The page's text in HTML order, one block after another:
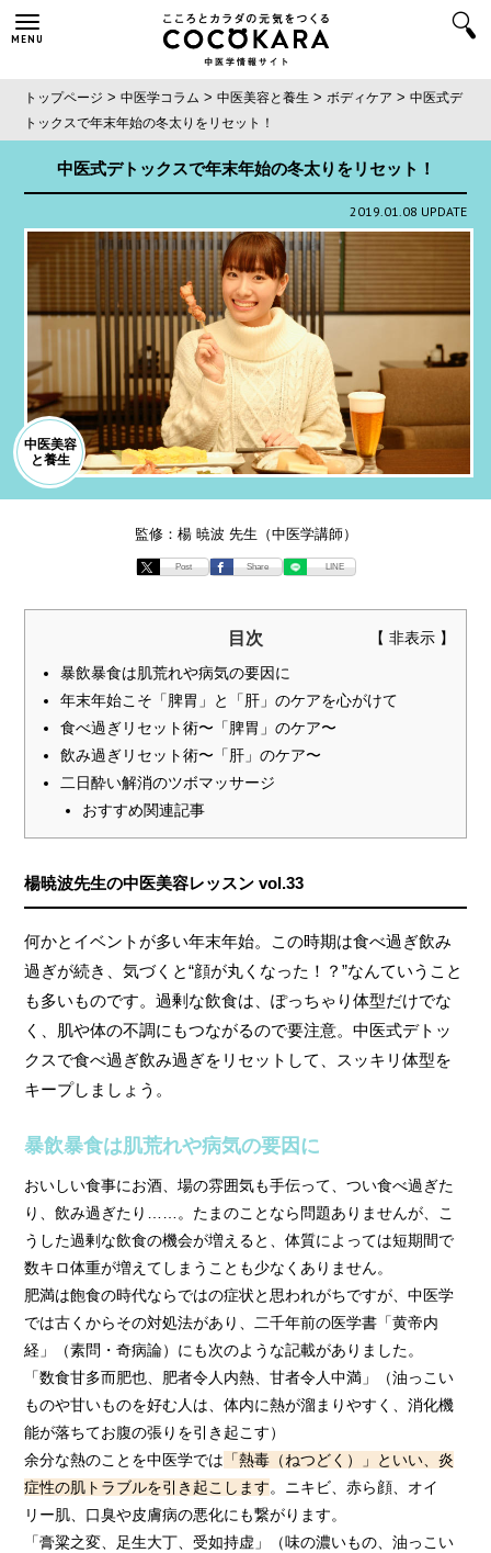
MENU
トップページ >中医学コラム >中医美容と養生 > ボディケア >中医式デ
トックスで年末年始の冬太りをリセット！
中医美容
と養生
中医式デトックスで年末年始の冬太りをリセット！
2019.01.08 UPDATE
監修：楊 暁波 先生（中医学講師）
Post Share LINE
目次
暴飲暴食は肌荒れや病気の要因に
年末年始こそ「脾胃」と「肝」のケアを心がけて
食べ過ぎリセット術〜「脾胃」のケア〜
飲み過ぎリセット術〜「肝」のケア〜
二日酔い解消のツボマッサージ
おすすめ関連記事
楊暁波先生の中医美容レッスン vol.33
何かとイベントが多い年末年始。この時期は食べ過ぎ飲み
過ぎが続き、気づくと“顔が丸くなった！？”なんていうこと
も多いものです。過剰な飲食は、ぽっちゃり体型だけでな
く、肌や体の不調にもつながるので要注意。中医式デトッ
クスで食べ過ぎ飲み過ぎをリセットして、スッキリ体型を
キープしましょう。
暴飲暴食は肌荒れや病気の要因に
おいしい食事にお酒、場の雰囲気も手伝って、つい食べ過ぎた
り、飲み過ぎたり……。たまのことなら問題ありませんが、こ
うした過剰な飲食の機会が増えると、体質によっては短期間で
数キロ体重が増えてしまうことも少なくありません。
肥満は飽食の時代ならではの症状と思われがちですが、中医学
では古くからその対処法があり、二千年前の医学書「黄帝内
経」（素問・奇病論）にも次のような記載がありました。
「数食甘多而肥也、肥者令人内熱、甘者令人中満」（油っこい
ものや甘いものを好む人は、体内に熱が溜まりやすく、消化機
能が落ちてお腹の張りを引き起こす）
余分な熱のことを中医学では 「熱毒（ねつどく）」といい、炎
症性の肌トラブルを引き起こします。ニキビ、赤ら顔、オイ
リー肌、口臭や皮膚病の悪化にも繋がります。
「膏粱之変、足生大丁、受如持虚」（味の濃いもの、油っこい